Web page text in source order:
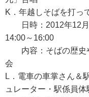
K．年越しそばを打っ
日時：2012年12月
14:00～16:00
内容：そばの歴史
会
L．電車の車掌さん＆
ュレーター・駅係員体